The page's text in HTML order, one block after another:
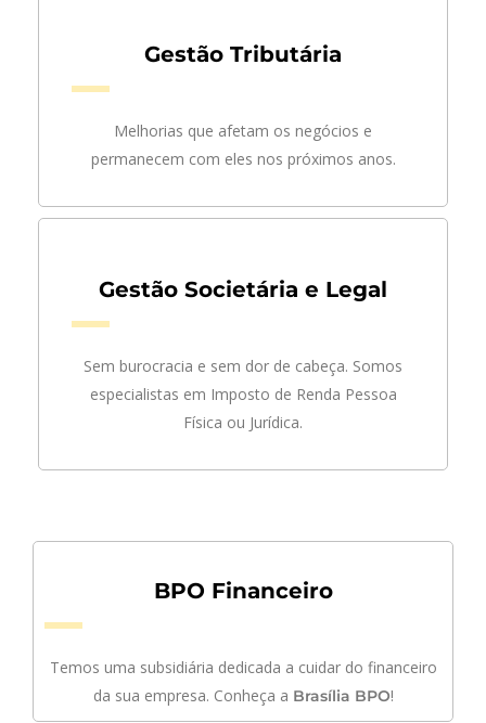
Gestão Tributária
Melhorias que afetam os negócios e
permanecem com eles nos próximos anos.
Gestão Societária e Legal
Sem burocracia e sem dor de cabeça. Somos
especialistas em Imposto de Renda Pessoa
Física ou Jurídica.
BPO Financeiro
Temos uma subsidiária dedicada a cuidar do financeiro
da sua empresa. Conheça a Brasília BPO!